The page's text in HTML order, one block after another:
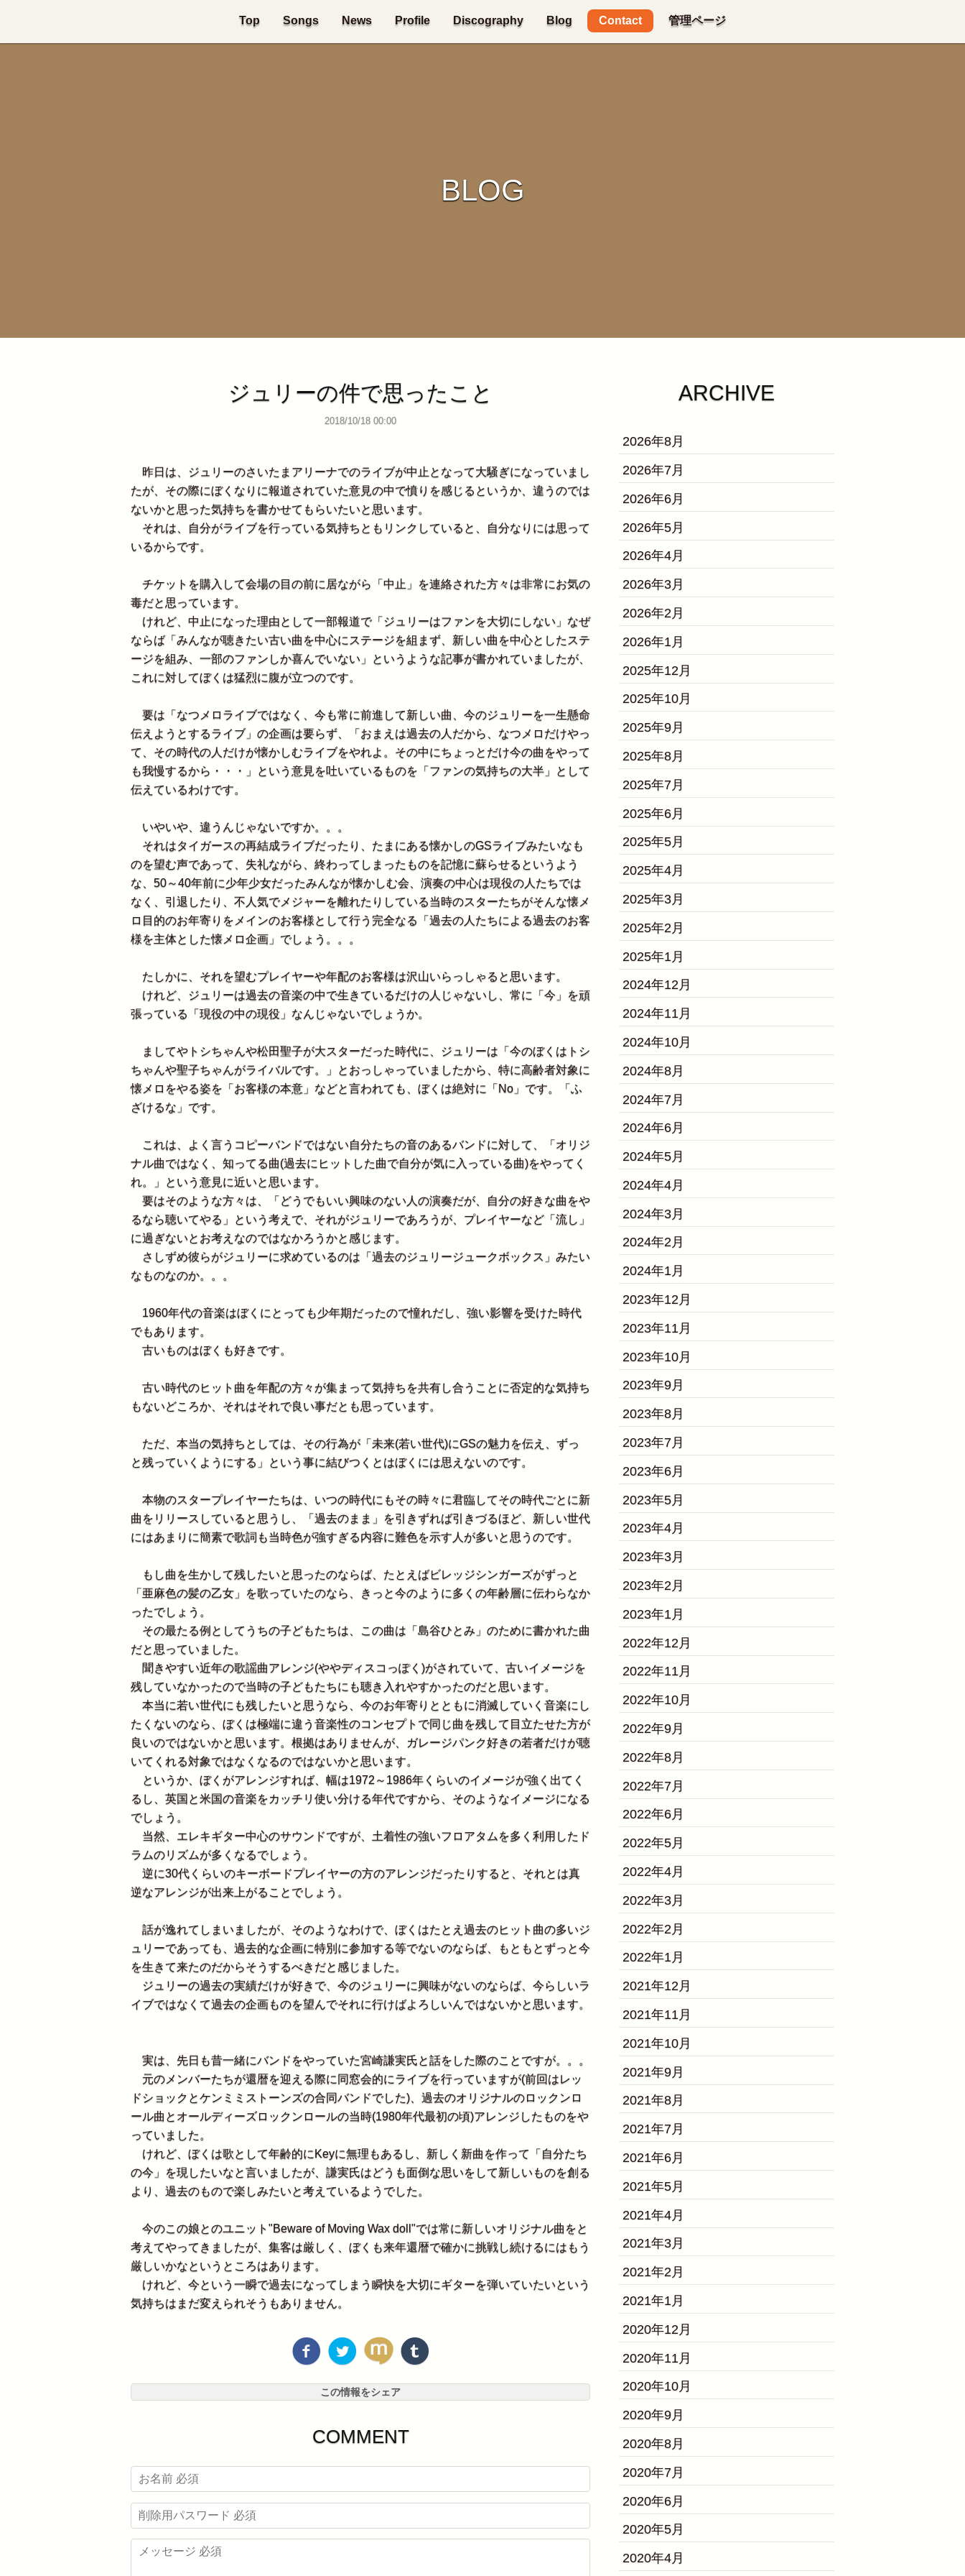
Top Songs News Profile Discography Blog Contact 管理ページ
BLOG
ジュリーの件で思ったこと
2018/10/18 00:00
昨日は、ジュリーのさいたまアリーナでのライブが中止となって大騒ぎになっていまし
たが、その際にぼくなりに報道されていた意見の中で憤りを感じるというか、違うのでは
ないかと思った気持ちを書かせてもらいたいと思います。
それは、自分がライブを行っている気持ちともリンクしていると、自分なりには思って
いるからです。
チケットを購入して会場の目の前に居ながら「中止」を連絡された方々は非常にお気の
毒だと思っています。
けれど、中止になった理由として一部報道で「ジュリーはファンを大切にしない」なぜ
ならば「みんなが聴きたい古い曲を中心にステージを組まず、新しい曲を中心としたステ
ージを組み、一部のファンしか喜んでいない」というような記事が書かれていましたが、
これに対してぼくは猛烈に腹が立つのです。
要は「なつメロライブではなく、今も常に前進して新しい曲、今のジュリーを一生懸命
伝えようとするライブ」の企画は要らず、「おまえは過去の人だから、なつメロだけやっ
て、その時代の人だけが懐かしむライブをやれよ。その中にちょっとだけ今の曲をやって
も我慢するから・・・」という意見を吐いているものを「ファンの気持ちの大半」として
伝えているわけです。
いやいや、違うんじゃないですか。。。
それはタイガースの再結成ライブだったり、たまにある懐かしのGSライブみたいなも
のを望む声であって、失礼ながら、終わってしまったものを記憶に蘇らせるというよう
な、50～40年前に少年少女だったみんなが懐かしむ会、演奏の中心は現役の人たちでは
なく、引退したり、不人気でメジャーを離れたりしている当時のスターたちがそんな懐メ
ロ目的のお年寄りをメインのお客様として行う完全なる「過去の人たちによる過去のお客
様を主体とした懐メロ企画」でしょう。。。
たしかに、それを望むプレイヤーや年配のお客様は沢山いらっしゃると思います。
けれど、ジュリーは過去の音楽の中で生きているだけの人じゃないし、常に「今」を頑
張っている「現役の中の現役」なんじゃないでしょうか。
ましてやトシちゃんや松田聖子が大スターだった時代に、ジュリーは「今のぼくはトシ
ちゃんや聖子ちゃんがライバルです。」とおっしゃっていましたから、特に高齢者対象に
懐メロをやる姿を「お客様の本意」などと言われても、ぼくは絶対に「No」です。「ふ
ざけるな」です。
これは、よく言うコピーバンドではない自分たちの音のあるバンドに対して、「オリジ
ナル曲ではなく、知ってる曲(過去にヒットした曲で自分が気に入っている曲)をやってく
れ。」という意見に近いと思います。
要はそのような方々は、「どうでもいい興味のない人の演奏だが、自分の好きな曲をや
るなら聴いてやる」という考えで、それがジュリーであろうが、プレイヤーなど「流し」
に過ぎないとお考えなのではなかろうかと感じます。
さしずめ彼らがジュリーに求めているのは「過去のジュリージュークボックス」みたい
なものなのか。。。
1960年代の音楽はぼくにとっても少年期だったので憧れだし、強い影響を受けた時代
でもあります。
古いものはぼくも好きです。
古い時代のヒット曲を年配の方々が集まって気持ちを共有し合うことに否定的な気持ち
もないどころか、それはそれで良い事だとも思っています。
ただ、本当の気持ちとしては、その行為が「未来(若い世代)にGSの魅力を伝え、ずっ
と残っていくようにする」という事に結びつくとはぼくには思えないのです。
本物のスタープレイヤーたちは、いつの時代にもその時々に君臨してその時代ごとに新
曲をリリースしていると思うし、「過去のまま」を引きずれば引きづるほど、新しい世代
にはあまりに簡素で歌詞も当時色が強すぎる内容に難色を示す人が多いと思うのです。
もし曲を生かして残したいと思ったのならば、たとえばビレッジシンガーズがずっと
「亜麻色の髪の乙女」を歌っていたのなら、きっと今のように多くの年齢層に伝わらなか
ったでしょう。
その最たる例としてうちの子どもたちは、この曲は「島谷ひとみ」のために書かれた曲
だと思っていました。
聞きやすい近年の歌謡曲アレンジ(ややディスコっぽく)がされていて、古いイメージを
残していなかったので当時の子どもたちにも聴き入れやすかったのだと思います。
本当に若い世代にも残したいと思うなら、今のお年寄りとともに消滅していく音楽にし
たくないのなら、ぼくは極端に違う音楽性のコンセプトで同じ曲を残して目立たせた方が
良いのではないかと思います。根拠はありませんが、ガレージパンク好きの若者だけが聴
いてくれる対象ではなくなるのではないかと思います。
というか、ぼくがアレンジすれば、幅は1972～1986年くらいのイメージが強く出てく
るし、英国と米国の音楽をカッチリ使い分ける年代ですから、そのようなイメージになる
でしょう。
当然、エレキギター中心のサウンドですが、土着性の強いフロアタムを多く利用したド
ラムのリズムが多くなるでしょう。
逆に30代くらいのキーボードプレイヤーの方のアレンジだったりすると、それとは真
逆なアレンジが出来上がることでしょう。
話が逸れてしまいましたが、そのようなわけで、ぼくはたとえ過去のヒット曲の多いジ
ュリーであっても、過去的な企画に特別に参加する等でないのならば、もともとずっと今
を生きて来たのだからそうするべきだと感じました。
ジュリーの過去の実績だけが好きで、今のジュリーに興味がないのならば、今らしいラ
イブではなくて過去の企画ものを望んでそれに行けばよろしいんではないかと思います。
実は、先日も昔一緒にバンドをやっていた宮崎謙実氏と話をした際のことですが。。。
元のメンバーたちが還暦を迎える際に同窓会的にライブを行っていますが(前回はレッ
ドショックとケンミミストーンズの合同バンドでした)、過去のオリジナルのロックンロ
ール曲とオールディーズロックンロールの当時(1980年代最初の頃)アレンジしたものをや
っていました。
けれど、ぼくは歌として年齢的にKeyに無理もあるし、新しく新曲を作って「自分たち
の今」を現したいなと言いましたが、謙実氏はどうも面倒な思いをして新しいものを創る
より、過去のもので楽しみたいと考えているようでした。
今のこの娘とのユニット"Beware of Moving Wax doll"では常に新しいオリジナル曲をと
考えてやってきましたが、集客は厳しく、ぼくも来年還暦で確かに挑戦し続けるにはもう
厳しいかなというところはあります。
けれど、今という一瞬で過去になってしまう瞬快を大切にギターを弾いていたいという
気持ちはまだ変えられそうもありません。
この情報をシェア
COMMENT
ARCHIVE
2026年8月
2026年7月
2026年6月
2026年5月
2026年4月
2026年3月
2026年2月
2026年1月
2025年12月
2025年10月
2025年9月
2025年8月
2025年7月
2025年6月
2025年5月
2025年4月
2025年3月
2025年2月
2025年1月
2024年12月
2024年11月
2024年10月
2024年8月
2024年7月
2024年6月
2024年5月
2024年4月
2024年3月
2024年2月
2024年1月
2023年12月
2023年11月
2023年10月
2023年9月
2023年8月
2023年7月
2023年6月
2023年5月
2023年4月
2023年3月
2023年2月
2023年1月
2022年12月
2022年11月
2022年10月
2022年9月
2022年8月
2022年7月
2022年6月
2022年5月
2022年4月
2022年3月
2022年2月
2022年1月
2021年12月
2021年11月
2021年10月
2021年9月
2021年8月
2021年7月
2021年6月
2021年5月
2021年4月
2021年3月
2021年2月
2021年1月
2020年12月
2020年11月
2020年10月
2020年9月
2020年8月
2020年7月
2020年6月
2020年5月
2020年4月